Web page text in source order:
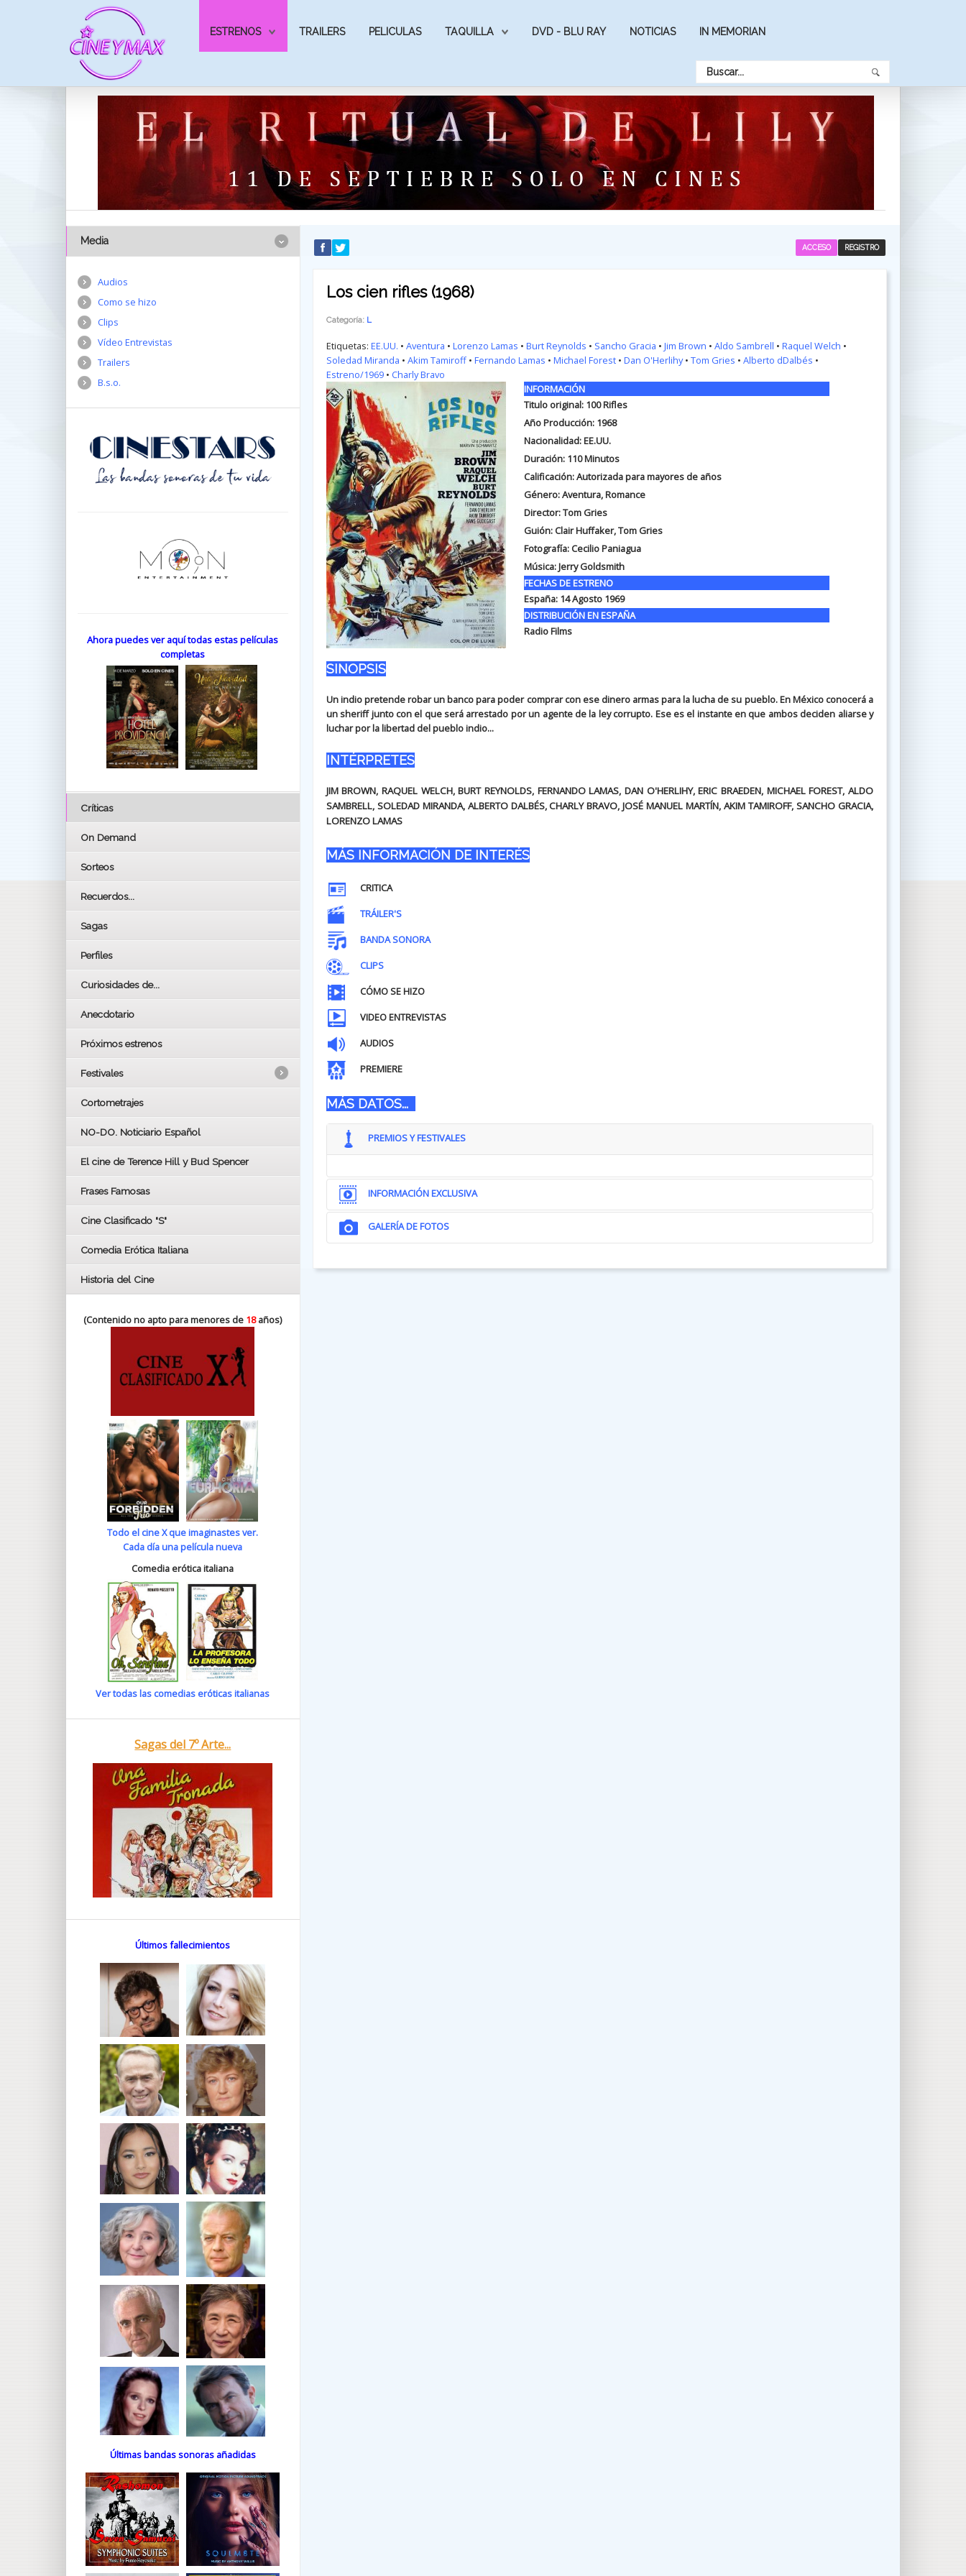
ESTRENOS TRAILERS PELICULAS TAQUILLA DVD - BLU RAY NOTICIAS IN MEMORIAN
REGISTRO
ACCESO
Los cien rifles (1968)
Categoría: L
Etiquetas: EE.UU. • Aventura • Lorenzo Lamas • Burt Reynolds • Sancho Gracia • Jim Brown • Aldo Sambrell • Raquel Welch •
Soledad Miranda • Akim Tamiroff• Fernando Lamas • Michael Forest• Dan O'Herlihy• Tom Gries • Alberto dDalbés •
Estreno/1969• Charly Bravo
INFORMACIÓN
Titulo original: 100 Rifles
Año Producción: 1968
Nacionalidad: EE.UU.
Duración: 110 Minutos
Calificación: Autorizada para mayores de años
Género: Aventura, Romance
Director: Tom Gries
Guión: Clair Huffaker, Tom Gries
Fotografía: Cecilio Paniagua
Música:Jerry Goldsmith
FECHAS DE ESTRENO
España: 14 Agosto 1969
DISTRIBUCIÓN EN ESPAÑA
Radio Films
SINOPSIS
Un indio pretende robar un banco para poder comprar con ese dinero armas para la lucha de su pueblo. En México conocerá a
un sheriff junto con el que será arrestado por un agente de la ley corrupto. Ese es el instante en que ambos deciden aliarse y
luchar por la libertad del pueblo indio...
INTÉRPRETES
JIM BROWN, RAQUEL WELCH, BURT REYNOLDS, FERNANDO LAMAS, DAN O'HERLIHY, ERIC BRAEDEN, MICHAEL FOREST, ALDO
SAMBRELL, SOLEDAD MIRANDA, ALBERTO DALBÉS, CHARLY BRAVO, JOSÉ MANUEL MARTÍN, AKIM TAMIROFF, SANCHO GRACIA,
LORENZO LAMAS
MÁS INFORMACIÓN DE INTERÉS
CRITICA
TRÁILER'S
BANDA SONORA
CLIPS
CÓMO SE HIZO
VIDEO ENTREVISTAS
AUDIOS
PREMIERE
MÁS DATOS...
PREMIOS Y FESTIVALES
INFORMACIÓN EXCLUSIVA
GALERÍA DE FOTOS
Media
Audios
Como se hizo
Clips
Vídeo Entrevistas
Trailers
B.s.o.
Ahora puedes ver aquí todas estas películas
completas
Críticas
On Demand
Sorteos
Recuerdos...
Sagas
Perfiles
Curiosidades de...
Anecdotario
Próximos estrenos
Festivales
LOS OSCARS
BAFTA
Cortometrajes
NO-DO. Noticiario Español
El cine de Terence Hill y Bud Spencer
Frases Famosas
Cine Clasificado "S"
Comedia Erótica Italiana
Historia del Cine
(Contenido no apto para menores de 18años)
Todo el cine X que imaginastes ver.
Cada día una película nueva
Comedia erótica italiana
Ver todas las comedias eróticas italianas
Sagas del 7º Arte...
Últimos fallecimientos
Últimas bandas sonoras añadidas